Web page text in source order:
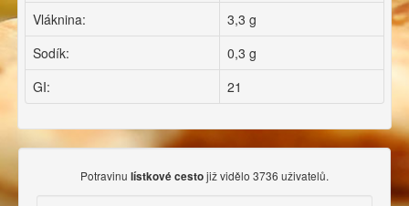
Vláknina:
3,3 g
Sodík:
0,3 g
GI:
21
Potravinu lístkové cestojiž vidělo 3736 uživatelů.